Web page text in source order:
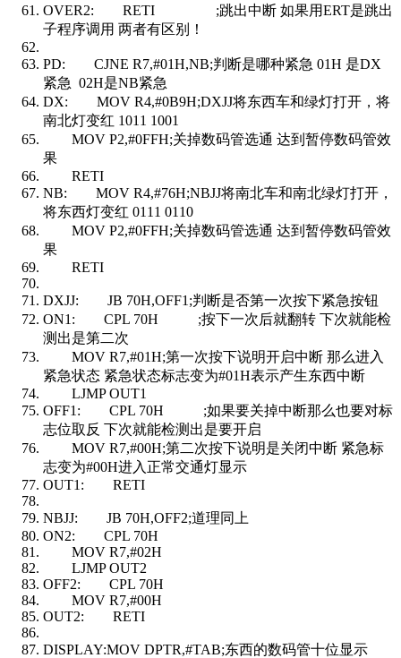
OVER2: RETI ;跳出中断 如果用ERT是跳出
子程序调用 两者有区别！
PD: CJNE R7,#01H,NB;判断是哪种紧急 01H 是DX
紧急 02H是NB紧急
DX: MOV R4,#0B9H;DXJJ将东西车和绿灯打开，将
南北灯变红 1011 1001
MOV P2,#0FFH;关掉数码管选通 达到暂停数码管效
果
RETI
NB: MOV R4,#76H;NBJJ将南北车和南北绿灯打开，
将东西灯变红 0111 0110
MOV P2,#0FFH;关掉数码管选通 达到暂停数码管效
果
RETI
DXJJ: JB 70H,OFF1;判断是否第一次按下紧急按钮
ON1: CPL 70H ;按下一次后就翻转 下次就能检
测出是第二次
MOV R7,#01H;第一次按下说明开启中断 那么进入
紧急状态 紧急状态标志变为#01H表示产生东西中断
LJMP OUT1
OFF1: CPL 70H ;如果要关掉中断那么也要对标
志位取反 下次就能检测出是要开启
MOV R7,#00H;第二次按下说明是关闭中断 紧急标
志变为#00H进入正常交通灯显示
OUT1: RETI
NBJJ: JB 70H,OFF2;道理同上
ON2: CPL 70H
MOV R7,#02H
LJMP OUT2
OFF2: CPL 70H
MOV R7,#00H
OUT2: RETI
DISPLAY:MOV DPTR,#TAB;东西的数码管十位显示